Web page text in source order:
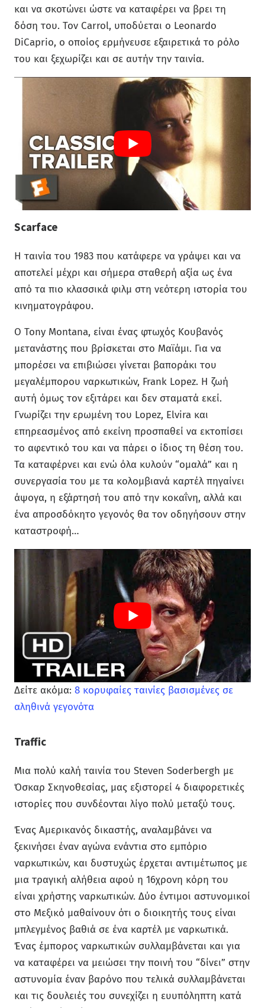
και να σκοτώνει ώστε να καταφέρει να βρει τη
δόση του. Τον Carrol, υποδύεται ο Leonardo
DiCaprio, ο οποίος ερμήνευσε εξαιρετικά το ρόλο
του και ξεχωρίζει και σε αυτήν την ταινία.
Scarface
Η ταινία του 1983 που κατάφερε να γράψει και να
αποτελεί μέχρι και σήμερα σταθερή αξία ως ένα
από τα πιο κλασσικά φιλμ στη νεότερη ιστορία του
κινηματογράφου.
Ο Tony Montana, είναι ένας φτωχός Κουβανός
μετανάστης που βρίσκεται στο Μαϊάμι. Για να
μπορέσει να επιβιώσει γίνεται βαποράκι του
μεγαλέμπορου ναρκωτικών, Frank Lopez. Η ζωή
αυτή όμως τον εξιτάρει και δεν σταματά εκεί.
Γνωρίζει την ερωμένη του Lopez, Elvira και
επηρεασμένος από εκείνη προσπαθεί να εκτοπίσει
το αφεντικό του και να πάρει ο ίδιος τη θέση του.
Τα καταφέρνει και ενώ όλα κυλούν “ομαλά” και η
συνεργασία του με τα κολομβιανά καρτέλ πηγαίνει
άψογα, η εξάρτησή του από την κοκαΐνη, αλλά και
ένα απροσδόκητο γεγονός θα τον οδηγήσουν στην
καταστροφή…
Δείτε ακόμα: 8 κορυφαίες ταινίες βασισμένες σε
αληθινά γεγονότα
Traffic
Μια πολύ καλή ταινία του Steven Soderbergh με
Όσκαρ Σκηνοθεσίας, μας εξιστορεί 4 διαφορετικές
ιστορίες που συνδέονται λίγο πολύ μεταξύ τους.
Ένας Αμερικανός δικαστής, αναλαμβάνει να
ξεκινήσει έναν αγώνα ενάντια στο εμπόριο
ναρκωτικών, και δυστυχώς έρχεται αντιμέτωπος με
μια τραγική αλήθεια αφού η 16χρονη κόρη του
είναι χρήστης ναρκωτικών. Δύο έντιμοι αστυνομικοί
στο Μεξικό μαθαίνουν ότι ο διοικητής τους είναι
μπλεγμένος βαθιά σε ένα καρτέλ με ναρκωτικά.
Ένας έμπορος ναρκωτικών συλλαμβάνεται και για
να καταφέρει να μειώσει την ποινή του “δίνει” στην
αστυνομία έναν βαρόνο που τελικά συλλαμβάνεται
και τις δουλειές του συνεχίζει η ευυπόληπτη κατά